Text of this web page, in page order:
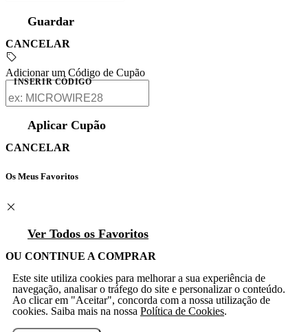
Guardar
CANCELAR
Adicionar um Código de Cupão
INSERIR CÓDIGO
Aplicar Cupão
CANCELAR
Os Meus Favoritos
Ver Todos os Favoritos
OU CONTINUE A COMPRAR
Este site utiliza cookies para melhorar a sua experiência de
navegação, analisar o tráfego do site e personalizar o conteúdo.
Ao clicar em "Aceitar", concorda com a nossa utilização de
cookies. Saiba mais na nossa Política de Cookies.